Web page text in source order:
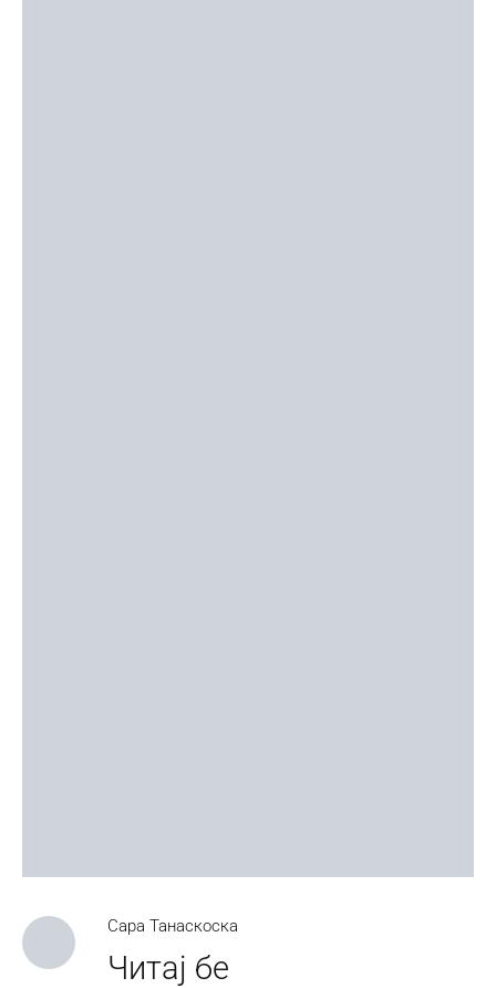
Сара Танаскоска
Читај бе